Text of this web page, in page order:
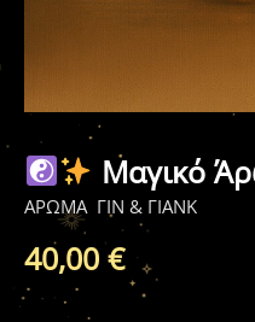
Μαγικό
ΑΡΩΜΑ ΓΙΝ & ΓΙΑΝΚ
40,00 €